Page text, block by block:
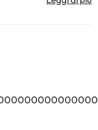
2 living rooms, a
some fruits and
dining area.
a day out in the
de la Llobella
is 94 km away.
al